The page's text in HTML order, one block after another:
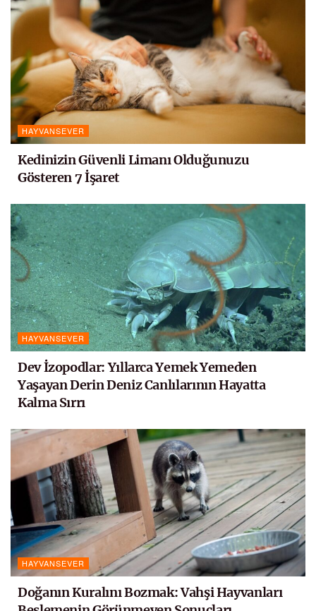
HAYVANSEVER
Kedinizin Güvenli Limanı Olduğunuzu
Gösteren 7 İşaret
HAYVANSEVER
Dev İzopodlar: Yıllarca Yemek Yemeden
Yaşayan Derin Deniz Canlılarının Hayatta
Kalma Sırrı
HAYVANSEVER
Doğanın Kuralını Bozmak: Vahşi Hayvanları